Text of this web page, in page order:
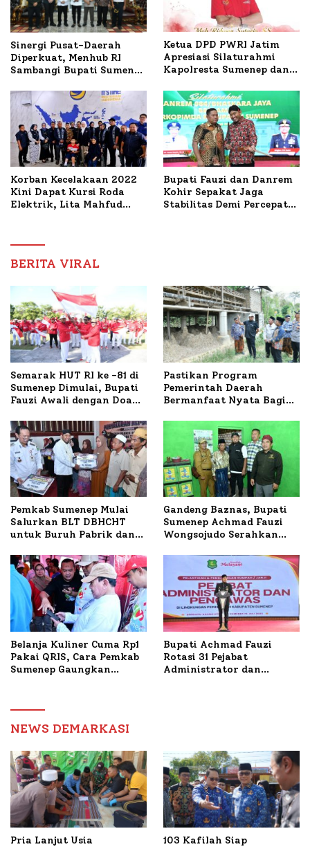
Sinergi Pusat-Daerah
Diperkuat, Menhub RI
Sambangi Bupati Sumenep
Mutiara Sentosa II
Ketua DPD PWRI Jatim
Apresiasi Silaturahmi
Kapolresta Sumenep dan
Ideal Polri-Pers
Korban Kecelakaan 2022
Kini Dapat Kursi Roda
Elektrik, Lita Mahfud
Nabil
Bupati Fauzi dan Danrem
Kohir Sepakat Jaga
Stabilitas Demi Percepat
BERITA VIRAL
Semarak HUT RI ke -81 di
Sumenep Dimulai, Bupati
Fauzi Awali dengan Doa
Terbakar
Pastikan Program
Pemerintah Daerah
Bermanfaat Nyata Bagi
Sumenep Tinjau Langsung
Budidaya Lele dan Ayam
Petelur di Desa Bataal
Timur
Pemkab Sumenep Mulai
Salurkan BLT DBHCHT
untuk Buruh Pabrik dan
Gandeng Baznas, Bupati
Sumenep Achmad Fauzi
Wongsojudo Serahkan
Dua Kecamatan
Belanja Kuliner Cuma Rp1
Pakai QRIS, Cara Pemkab
Sumenep Gaungkan
Bupati Achmad Fauzi
Rotasi 31 Pejabat
Administrator dan
NEWS DEMARKASI
Pria Lanjut Usia
103 Kafilah Siap